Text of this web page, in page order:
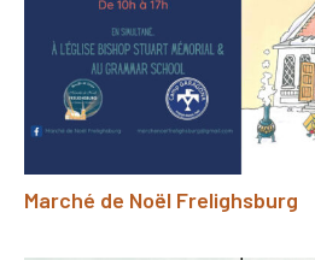
Marché de Noël Frelighsburg